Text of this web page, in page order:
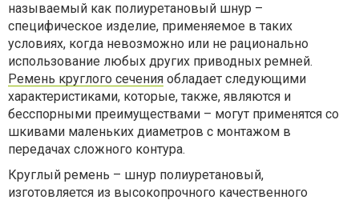
называемый как полиуретановый шнур –
специфическое изделие, применяемое в таких
условиях, когда невозможно или не рационально
использование любых других приводных ремней.
Ремень круглого сечения обладает следующими
характеристиками, которые, также, являются и
бесспорными преимуществами – могут применятся со
шкивами маленьких диаметров с монтажом в
передачах сложного контура.
Круглый ремень – шнур полиуретановый,
изготовляется из высокопрочного качественного